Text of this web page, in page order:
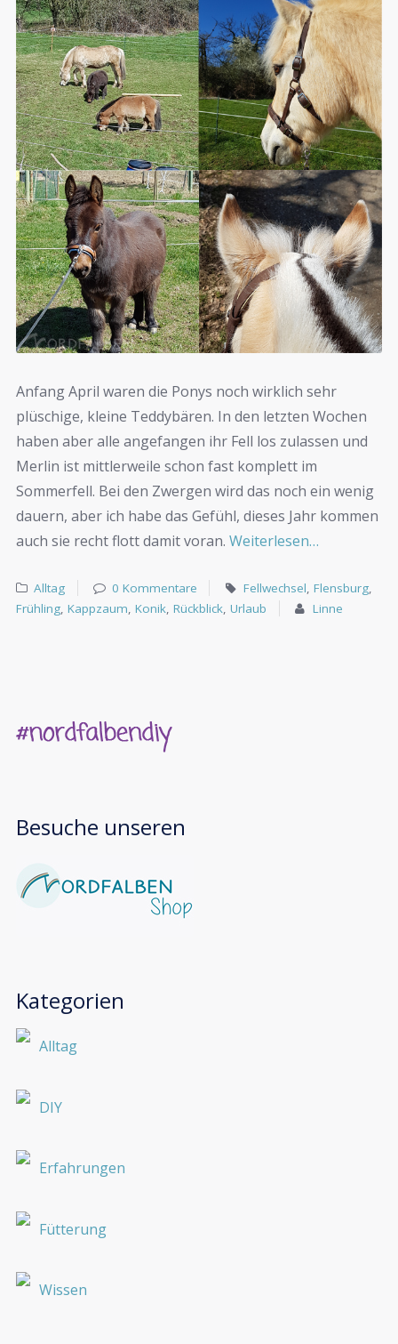
Anfang April waren die Ponys noch wirklich sehr
plüschige, kleine Teddybären. In den letzten Wochen
haben aber alle angefangen ihr Fell los zulassen und
Merlin ist mittlerweile schon fast komplett im
Sommerfell. Bei den Zwergen wird das noch ein wenig
dauern, aber ich habe das Gefühl, dieses Jahr kommen
auch sie recht flott damit voran. Weiterlesen…
Alltag 0 Kommentare Fellwechsel, Flensburg,
Frühling, Kappzaum, Konik, Rückblick, Urlaub Linne
Besuche unseren
Kategorien
Alltag
DIY
Erfahrungen
Fütterung
Wissen